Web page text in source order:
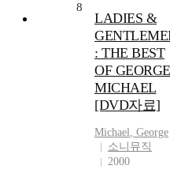
8
LADIES &
: THE BEST
OF GEORGE
MICHAEL
[DVD자료]
Michael, George
소니뮤직
2000